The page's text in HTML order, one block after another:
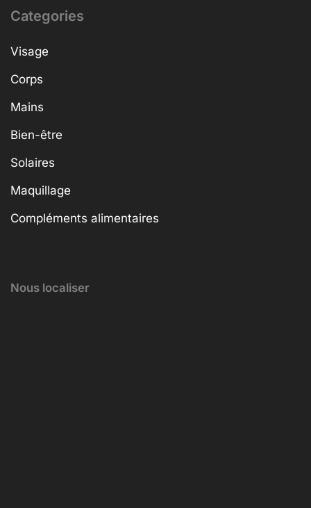
Categories
Visage
Corps
Mains
Bien-être
Solaires
Maquillage
Compléments alimentaires
Nous localiser